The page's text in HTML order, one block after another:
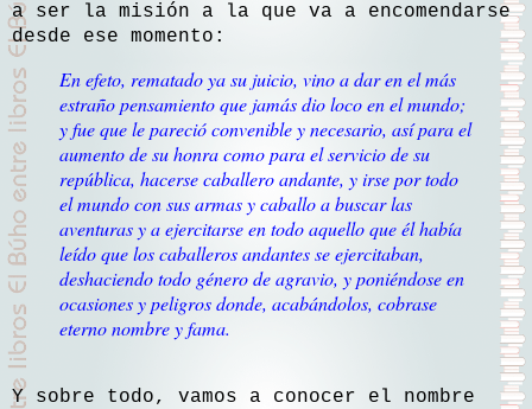
a ser la misión a la que va a encomendarse
desde ese momento:
En efeto, rematado ya su juicio, vino a dar en el más
estraño pensamiento que jamás dio loco en el mundo;
y fue que le pareció convenible y necesario, así para el
aumento de su honra como para el servicio de su
república, hacerse caballero andante, y irse por todo
el mundo con sus armas y caballo a buscar las
aventuras y a ejercitarse en todo aquello que él había
leído que los caballeros andantes se ejercitaban,
deshaciendo todo género de agravio, y poniéndose en
ocasiones y peligros donde, acabándolos, cobrase
eterno nombre y fama.
Y sobre todo, vamos a conocer el nombre